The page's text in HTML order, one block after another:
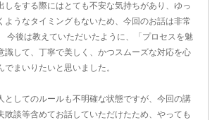
しをする際にはとても不安な気持ちがあり、ゆっ
ようなタイミングもないため、今回のお話は非常
今後は教えていただいたように、「プロセスを魅
識して、丁寧で美しく、かつスムーズな対応を心
まいりたいと思いました。
としてのルールも不明確な状態ですが、今回の講
敗談等含めてお話していただけたため、やっても